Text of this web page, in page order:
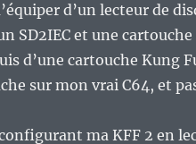
d’un lecteur de
SD2IEC et une
d’une cartouche Kung
sur mon vrai C64, et
ma KFF 2 en